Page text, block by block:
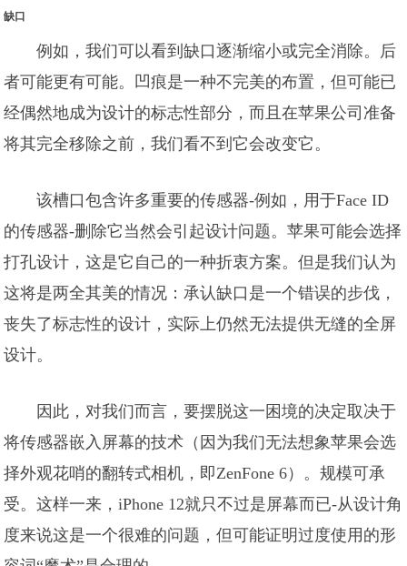
缺口
例如，我们可以看到缺口逐渐缩小或完全消除。后
者可能更有可能。凹痕是一种不完美的布置，但可能已
经偶然地成为设计的标志性部分，而且在苹果公司准备
将其完全移除之前，我们看不到它会改变它。
该槽口包含许多重要的传感器-例如，用于Face ID
的传感器-删除它当然会引起设计问题。苹果可能会选择
打孔设计，这是它自己的一种折衷方案。但是我们认为
这将是两全其美的情况：承认缺口是一个错误的步伐，
丧失了标志性的设计，实际上仍然无法提供无缝的全屏
设计。
因此，对我们而言，要摆脱这一困境的决定取决于
将传感器嵌入屏幕的技术（因为我们无法想象苹果会选
择外观花哨的翻转式相机，即ZenFone 6）。规模可承
受。这样一来，iPhone 12就只不过是屏幕而已-从设计角
度来说这是一个很难的问题，但可能证明过度使用的形